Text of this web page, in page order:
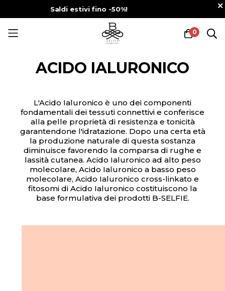
Spedizione gratuitaper ordini superiori a €89
0
contenutoACIDO IALURONICO
L'Acido Ialuronico è uno dei componenti
fondamentali dei tessuti connettivi e conferisce
alla pelle proprietà di resistenza e tonicità
garantendone l'idratazione. Dopo una certa età
la produzione naturale di questa sostanza
diminuisce favorendo la comparsa di rughe e
lassità cutanea. Acido Ialuronico ad alto peso
molecolare, Acido Ialuronico a basso peso
molecolare, Acido Ialuronico cross-linkato e
fitosomi di Acido Ialuronico costituiscono la
base formulativa dei prodotti B-SELFIE.